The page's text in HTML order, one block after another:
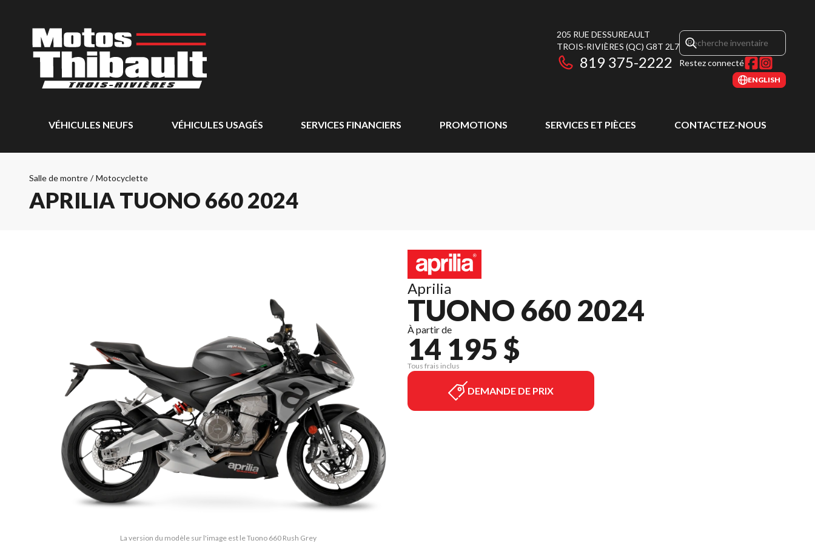
205 RUE DESSUREAULT
TROIS-RIVIÈRES (QC) G8T 2L7
819 375-2222 Restez connecté
ENGLISH
VÉHICULES NEUFS VÉHICULES USAGÉS SERVICES FINANCIERS PROMOTIONS SERVICES ET PIÈCES CONTACTEZ-NOUS
Salle de montre / Motocyclette
APRILIA TUONO 660 2024
La version du modèle sur l'image est le Tuono 660 Rush Grey
Aprilia
TUONO 660 2024
À partir de
14 195 $
Tous frais inclus
DEMANDE DE PRIX